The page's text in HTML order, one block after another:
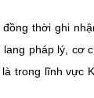
thời ghi
pháp lý, cơ
trong lĩnh vực